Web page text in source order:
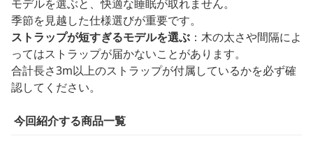
モデルを選ぶと、快適な睡眠が取れません。
季節を見越した仕様選びが重要です。
ストラップが短すぎるモデルを選ぶ ：木の太さや間隔によ
ってはストラップが届かないことがあります。
合計長さ3m以上のストラップが付属しているかを必ず確
認してください。
今回紹介する商品一覧